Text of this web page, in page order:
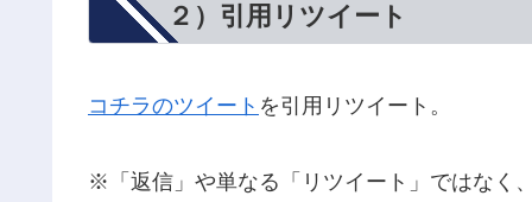
２）引用リツイート
コチラのツイート を引用リツイート。
※「返信」や単なる「リツイート」ではなく